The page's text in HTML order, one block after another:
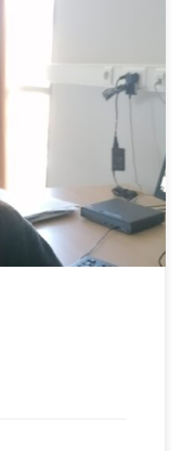
ces volatiles au
62a2
»100% »
du jour (vous
sur la chocolatine
sur Eda la
: les votes sont